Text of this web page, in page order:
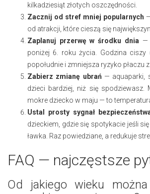
kilkadziesiąt złotych oszczędności.
Zacznij od stref mniej popularnych
od atrakcji, które cieszą się
Zaplanuj przerwę w środku dnia —
poniżej 6. roku życia. Godzina ciszy
popołudnie i zmniejsza ryzyko płaczu
Zabierz zmianę ubrań — aquaparki,
dzieci bardziej, niż się
mokre dziecko w maju — to
Ustal prosty sygnał
dzieckiem, gdzie się spotykacie jeśli
ławka. Raz powiedziane, a redukuje
FAQ — najczęstsze
Od jakiego wieku